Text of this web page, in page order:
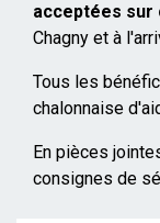
acceptées sur
Chagny et à
Tous les
chalonnaise
En pièces
consignes de